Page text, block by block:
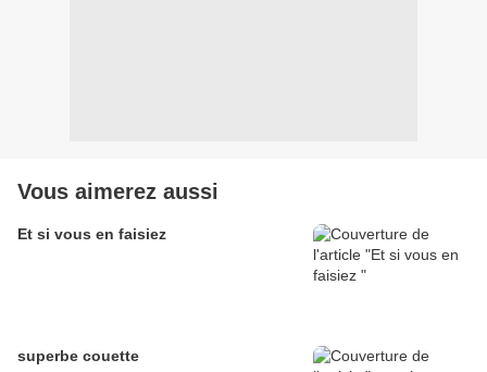
Vous aimerez aussi
Et si vous en faisiez
superbe couette